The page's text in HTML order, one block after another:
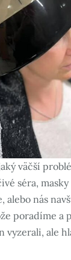
väčší
séra,
alebo nás
poradíme a
vyzerali, ale